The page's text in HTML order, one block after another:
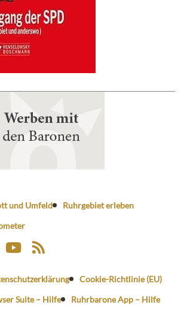
und Umfeld
Ruhrgebiet erleben
Cookie-Richtlinie (EU)
Suite – Hilfe
Ruhrbarone App – Hilfe